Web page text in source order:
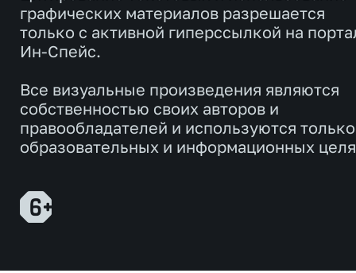
графических материалов разрешается
только с активной гиперссылкой на
Ин-Спейс.
Все визуальные произведения являются
собственностью своих авторов и
правообладателей и используются
образовательных и информационных